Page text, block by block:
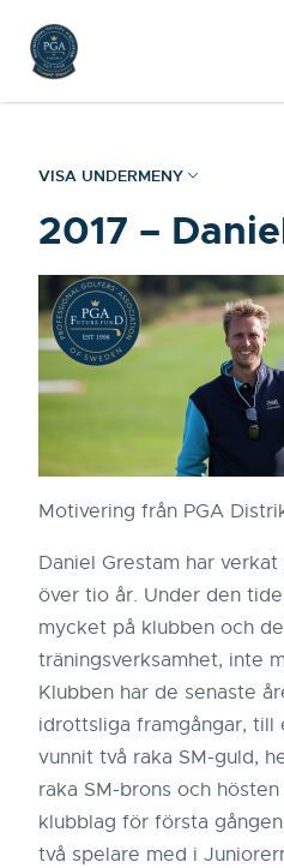
VISA UNDERMENY
2017 –
Motivering från PGA
Daniel Grestam har
över tio år. Under den
mycket på klubben och
träningsverksamhet, inte
Klubben har de senaste
idrottsliga framgångar, till
vunnit två raka SM-guld,
raka SM-brons och
klubblag för första
två spelare med i